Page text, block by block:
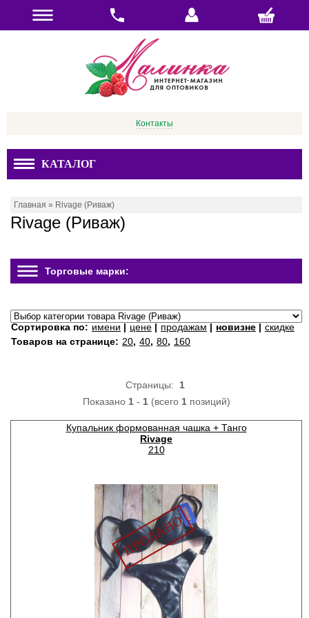
Контакты
КАТАЛОГ
Главная » Rivage (Риваж)
Rivage (Риваж)
Торговые марки:
Сортировка по: имени | цене | продажам | новизне | скидке
Товаров на странице: 20, 40, 80, 160
Страницы: 1
Показано 1- 1(всего 1позиций)
Купальник формованная чашка + Танго
Rivage
210